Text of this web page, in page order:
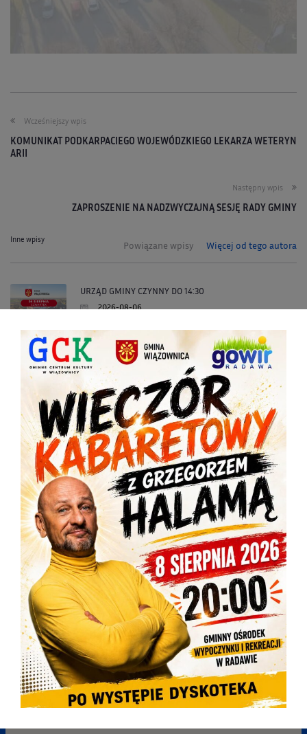
Wcześniejszy wpis
KOMUNIKAT PODKARPACIEGO WOJEWÓDZKIEGO LEKARZA WETERYN
ARII
Następny wpis
ZAPROSZENIE NA NADZWYCZAJNĄ SESJĘ RADY GMINY
Inne wpisy
Powiązane wpisy Więcej od tego autora
URZĄD GMINY CZYNNY DO 14:30
2026-08-06
OSTRZEŻENIE METEOROLOGICZNE ZBIORCZO NR 181
2026-08-06
URZĄD GMINNY CZYNNY DO 14:30
2026-08-05
KONDOLENCJE
2026-08-05